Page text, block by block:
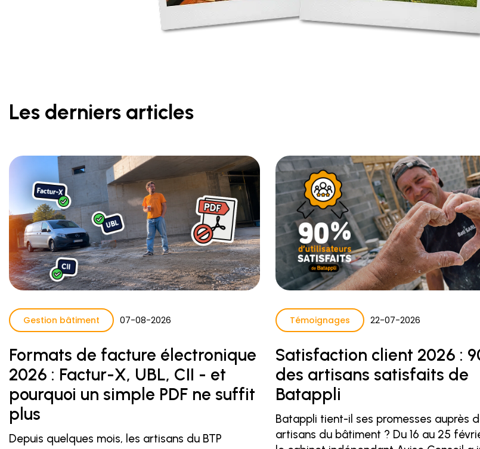
Les derniers articles
Gestion bâtiment 07-08-2026
Formats de facture électronique
2026 : Factur-X, UBL, CII - et
pourquoi un simple PDF ne suffit
plus
Depuis quelques mois, les artisans du BTP
Témoignages 22-07-2026
Satisfaction client 2026 :
des artisans satisfaits de
Batappli
Batappli tient-il ses promesses auprès
artisans du bâtiment ? Du 16 au 25